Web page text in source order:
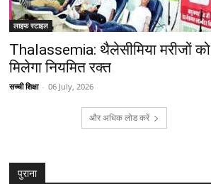
लाइफ स्टाइल
Thalassemia: थैलेसीमिया मरीजों को
मिलेगा नियमित रक्त
सच्ची शिक्षा - 06 July, 2026
और अधिक लोड करें
पुराना